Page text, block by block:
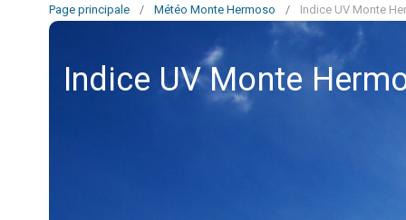
Page principale / Météo Monte Hermoso / Indice UV Monte
Indice UV Monte